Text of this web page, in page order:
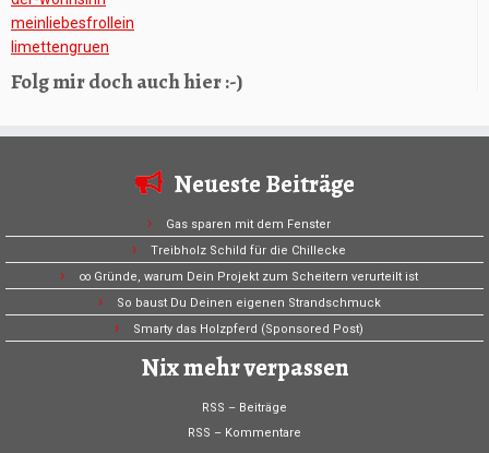
meinliebesfrollein
limettengruen
Folg mir doch auch hier :-)
Neueste Beiträge
Gas sparen mit dem Fenster
Treibholz Schild für die Chillecke
∞ Gründe, warum Dein Projekt zum Scheitern verurteilt ist
So baust Du Deinen eigenen Strandschmuck
Smarty das Holzpferd (Sponsored Post)
Nix mehr verpassen
RSS – Beiträge
RSS – Kommentare